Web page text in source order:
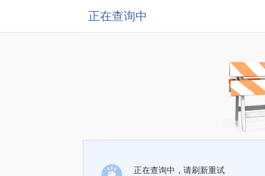
正在查询中
正在查询中，请刷新重试